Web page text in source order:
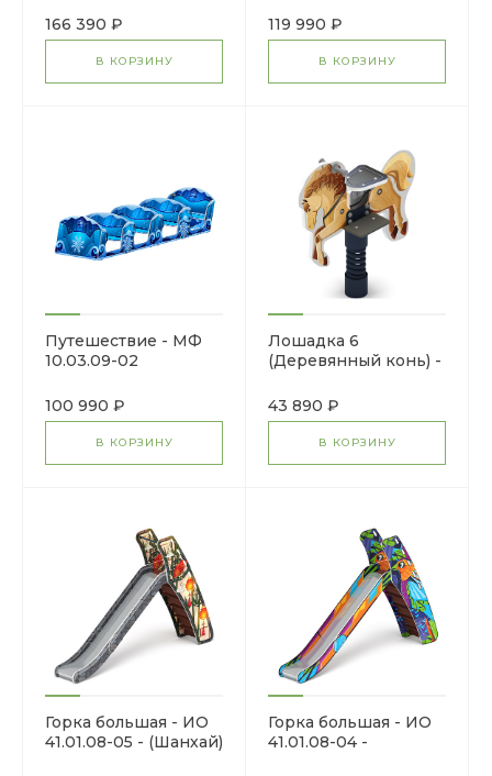
166 390 ₽
В КОРЗИНУ
119 990 ₽
В КОРЗИНУ
Путешествие - МФ
10.03.09-02
100 990 ₽
В КОРЗИНУ
Лошадка 6
(Деревянный конь) -
- ИО 22.01.13-04.И1
43 890 ₽
В КОРЗИНУ
Горка большая - ИО
41.01.08-05 - (Шанхай)
Горка большая - ИО
41.01.08-04 -